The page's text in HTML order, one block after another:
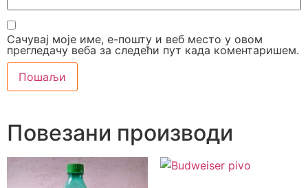
Сачувај моје име, е-пошту и веб место у овом
прегледачу веба за следећи пут када коментаришем.
Повезани производи